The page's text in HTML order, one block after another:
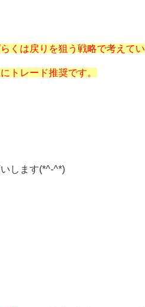
くは戻りを狙う戦略で考えてい
トレード推奨です。
します(*^-^*)